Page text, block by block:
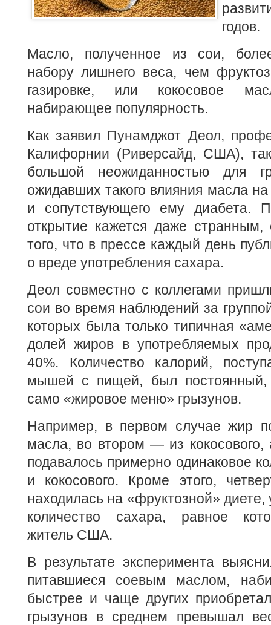
годов.
Масло, полученное из сои, более
набору лишнего веса, чем
газировке, или кокосовое
набирающее популярность.
Как заявил Пунамджот Деол,
Калифорнии (Риверсайд, США),
большой неожиданностью для
ожидавших такого влияния масла
и сопутствующего ему диабета.
открытие кажется даже странным,
того, что в прессе каждый день
о вреде употребления сахара.
Деол совместно с коллегами
сои во время наблюдений за
которых была только типичная
долей жиров в употребляемых
40%. Количество калорий,
мышей с пищей, был постоянный,
само «жировое меню» грызунов.
Например, в первом случае жир
масла, во втором — из кокосового,
подавалось примерно одинаковое
и кокосового. Кроме этого,
находилась на «фруктозной»
количество сахара, равное
житель США.
В результате эксперимента
питавшиеся соевым маслом,
быстрее и чаще других
грызунов в среднем превышал